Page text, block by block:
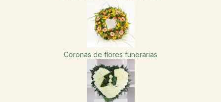
Coronas de flores funerarias